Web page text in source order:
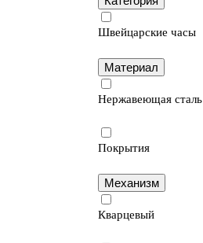
Швейцарские часы
Материал
Нержавеющая сталь
Покрытия
Механизм
Кварцевый